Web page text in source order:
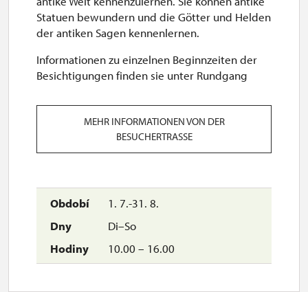
1. 7.-31. 8.
Di–So
10.00 – 16.00
Statuen bewundern und die Götter und Helden
der antiken Sagen kennenlernen.
Informationen zu einzelnen Beginnzeiten der
Besichtigungen finden sie unter Rundgang
MEHR INFORMATIONEN VON DER
BESUCHERTRASSE